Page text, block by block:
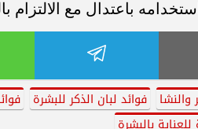
باعتدال مع الالتزام
فوائد لبان الذكر للبشرة
بالبشرة